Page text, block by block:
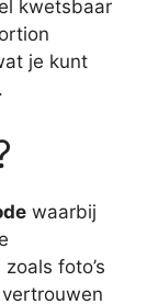
kwetsbaar
je kunt
waarbij
foto’s